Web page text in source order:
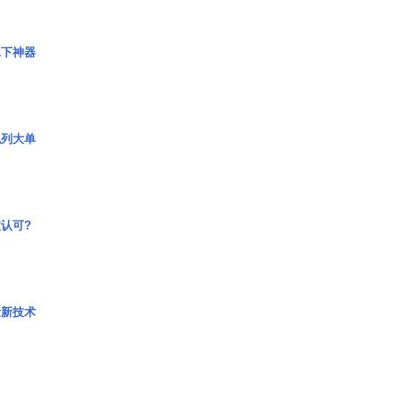
神器
大单
可?
技术